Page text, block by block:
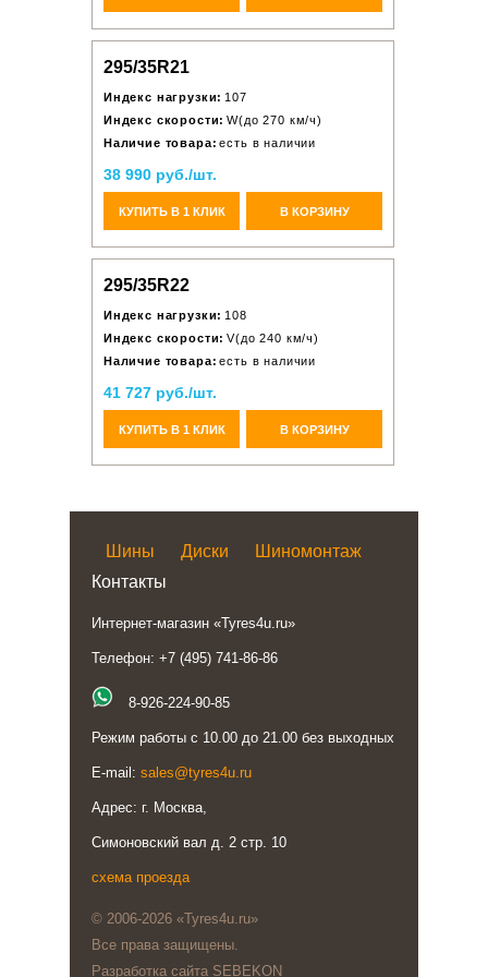
295/35R21
Индекс нагрузки: 107
Индекс скорости: W(до 270 км/ч)
Наличие товара: есть в наличии
38 990 руб./шт.
КУПИТЬ В 1 КЛИК В КОРЗИНУ
295/35R22
Индекс нагрузки: 108
Индекс скорости: V(до 240 км/ч)
Наличие товара: есть в наличии
41 727 руб./шт.
КУПИТЬ В 1 КЛИК В КОРЗИНУ
Шины Диски
Шиномонтаж
Контакты
Интернет-магазин «Tyres4u.ru»
Телефон: +7 (495) 741-86-86
8-926-224-90-85
Режим работы с 10.00 до 21.00 без выходных
E-mail: sales@tyres4u.ru
Адрес: г. Москва,
Симоновский вал д. 2 стр. 10
схема проезда
© 2006-2026 «Tyres4u.ru»
Все права защищены.
Разработка сайта SEBEKON